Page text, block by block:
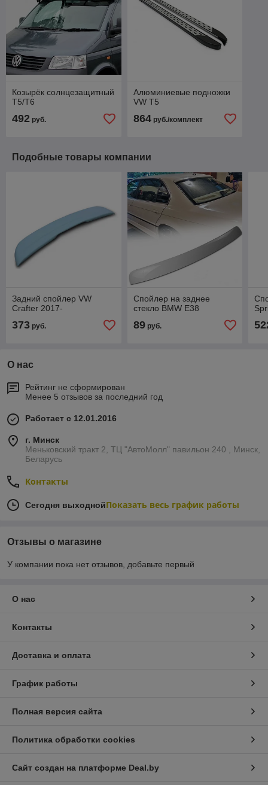
Козырёк солнцезащитный
Т5/Т6
492 руб.
Алюминиевые подножки
VW T5
864руб./комплект
Подобные товары компании
Задний спойлер VW
Crafter 2017-
373 руб.
Спойлер на заднее
стекло BMW E38
89руб.
О нас
Рейтинг не сформирован
Менее 5 отзывов за последний год
Работает с 12.01.2016
г. Минск
Меньковский тракт 2, ТЦ "АвтоМолл" павильон 240 , Минск,
Беларусь
Контакты
Сегодня выходнойПоказать весь график работы
Отзывы о магазине
У компании пока нет отзывов, добавьте первый
О нас
Контакты
Доставка и оплата
График работы
Полная версия сайта
Политика обработки cookies
Сайт создан на платформе Deal.by